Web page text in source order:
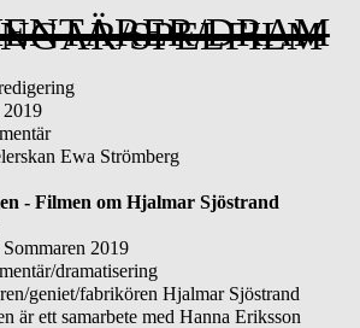
DRAM
SPELFILM
Ewa Strömberg
- Filmen om Hjalmar Sjöstrand
2019
dramatisering
geniet/fabrikören Hjalmar Sjöstrand
är ett samarbete med Hanna Eriksson